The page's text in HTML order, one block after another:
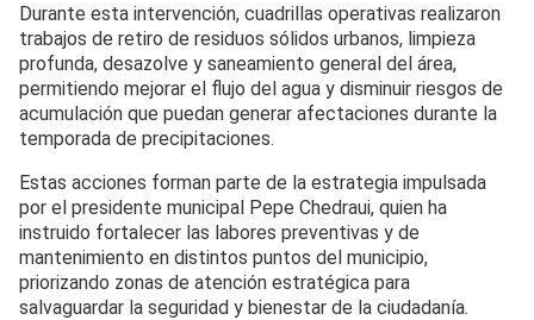
Durante esta intervención, cuadrillas operativas realizaron
trabajos de retiro de residuos sólidos urbanos, limpieza
profunda, desazolve y saneamiento general del área,
permitiendo mejorar el flujo del agua y disminuir riesgos de
acumulación que puedan generar afectaciones durante la
temporada de precipitaciones.
Estas acciones forman parte de la estrategia impulsada
por el presidente municipal Pepe Chedraui, quien ha
instruido fortalecer las labores preventivas y de
mantenimiento en distintos puntos del municipio,
priorizando zonas de atención estratégica para
salvaguardar la seguridad y bienestar de la ciudadanía.